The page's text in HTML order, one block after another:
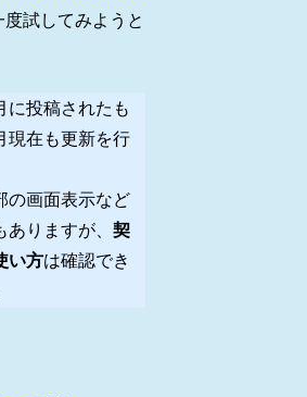
試してみようと
に投稿されたも
現在も更新を行
の画面表示など
ありますが、契
い方は確認でき